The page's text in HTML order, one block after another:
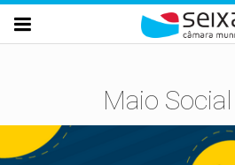
Passar para o conteúdo principal

Maio